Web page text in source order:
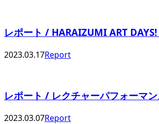
レポート / HARAIZUMI ART
2023.03.17Report
レポート / レクチャーパフォーマ
2023.03.07Report